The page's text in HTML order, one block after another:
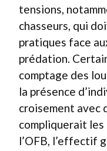
tensions,
chasseurs, qui
pratiques face
prédation.
comptage des
la présence
croisement avec
compliquerait
l’OFB, l’effectif